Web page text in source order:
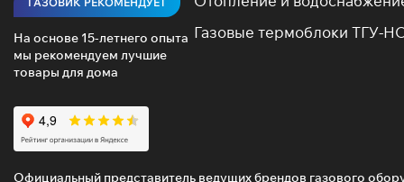
На основе 15-летнего опыта
мы рекомендуем лучшие
товары для дома
Газовые термоблоки ТГУ-
Официальный представитель ведущих брендов газового